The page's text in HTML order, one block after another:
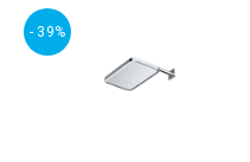
- 39%